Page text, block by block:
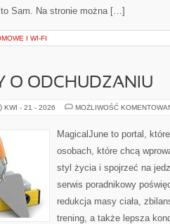
Sam. Na stronie można […]
I WI-FI
O ODCHUDZANIU
KWI - 21 - 2026 MOŻLIWOŚĆ
MagicalJune to portal,
osobach, które chcą
styl życia i spojrzeć na
serwis poradnikowy
redukcja masy ciała,
trening, a także lepsza